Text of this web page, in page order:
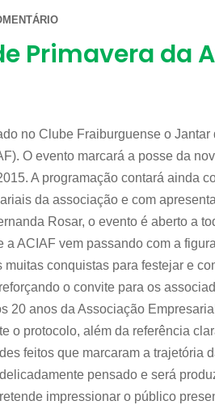
Primavera da
no Clube Fraiburguense o Jantar
O evento marcará a posse da
A programação contará ainda
da associação e com
Rosar, o evento é aberto a
ACIAF vem passando com a
conquistas para festejar e
o convite para os
20 anos da Associação
o protocolo, além da referência
feitos que marcaram a trajetória
pensado e será
impressionar o público